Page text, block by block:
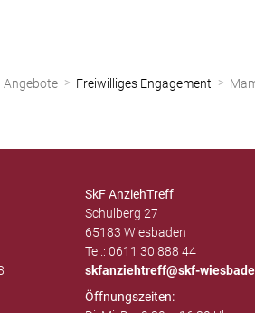
Angebote Freiwilliges Engagement
SkF AnziehTreff
Schulberg 27
65183 Wiesbaden
Tel.: 0611 30 888 44
skfanziehtreff@skf-
Öffnungszeiten: